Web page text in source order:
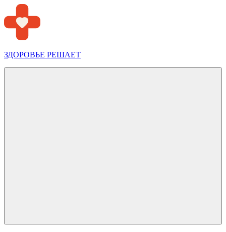
Перейти
к
содержимому
ЗДОРОВЬЕ РЕШАЕТ